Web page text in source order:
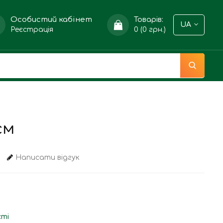
Особистий кабінет
Реєстрація
Товарів:
0 (0 грн.)
UA
Написати відгук